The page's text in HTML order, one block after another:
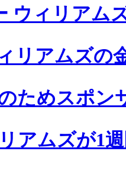
ウィリアム
リアムズの
ためスポン
アムズが1